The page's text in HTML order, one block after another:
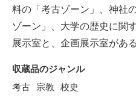
料の「考古ゾーン」、神社
ゾーン」、大学の歴史に関
展示室と、企画展示室がある
収蔵品のジャンル
考古
宗教 校史